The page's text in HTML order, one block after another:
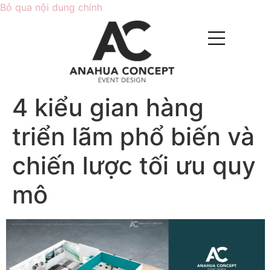
Bỏ qua nội dung chính
4 kiểu gian hàng
triển lãm phổ biến và
chiến lược tối ưu quy
mô